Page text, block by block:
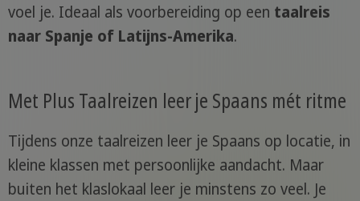
voel je. Ideaal als voorbereiding op een taalreis
naar Spanje of Latijns-Amerika.
Met Plus Taalreizen leer je Spaans mét ritme
Tijdens onze taalreizen leer je Spaans op locatie, in
kleine klassen met persoonlijke aandacht. Maar
buiten het klaslokaal leer je minstens zo veel. Je